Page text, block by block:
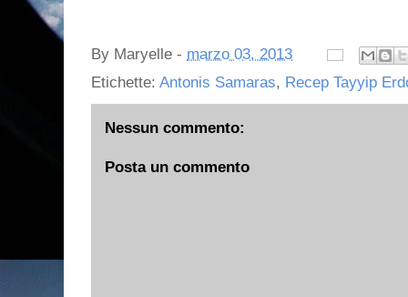
By Maryelle - marzo 03, 2013
Etichette: Antonis Samaras, Recep Tayyip
Nessun commento:
Posta un commento